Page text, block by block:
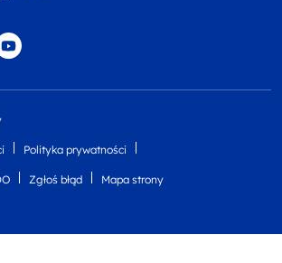
YouTube
Polityka prywatności
Zgłoś błąd Mapa strony